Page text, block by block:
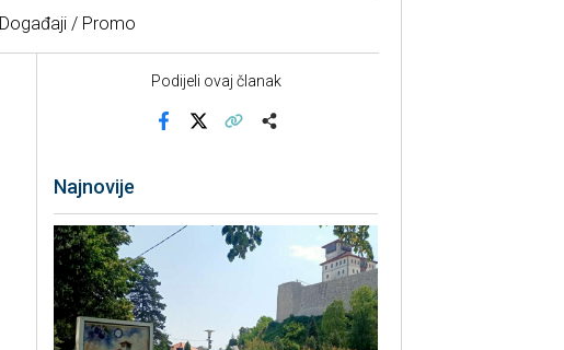
Događaji / Promo
Podijeli ovaj članak
Najnovije